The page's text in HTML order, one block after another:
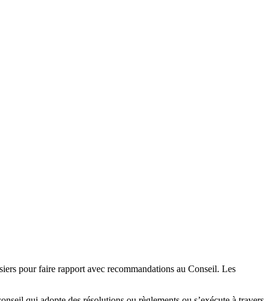
pour faire rapport avec recommandations au Conseil. Les